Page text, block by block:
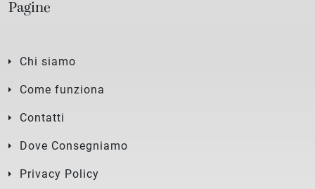
Pagine
Chi siamo
Come funziona
Contatti
Dove Consegniamo
Privacy Policy